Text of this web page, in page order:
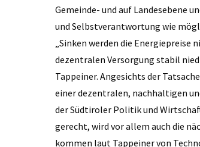
Gemeinde- und auf Landesebene
und Selbstverantwortung wie
„Sinken werden die Energiepreise
dezentralen Versorgung stabil
Tappeiner. Angesichts der
einer dezentralen, nachhaltigen
der Südtiroler Politik und
gerecht, wird vor allem auch die
kommen laut Tappeiner von